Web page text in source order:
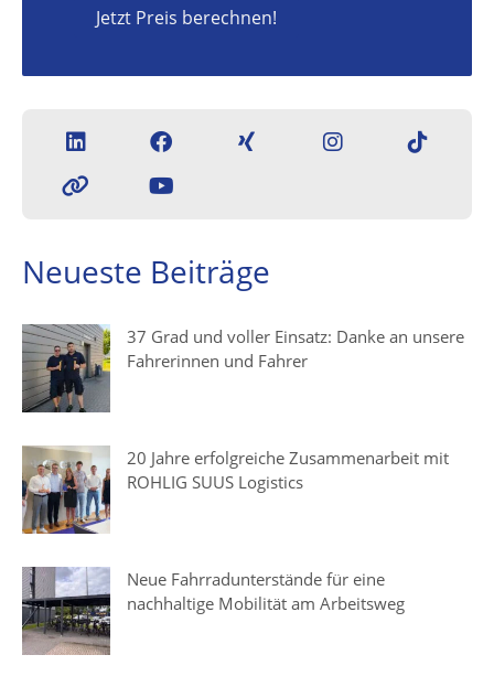
Jetzt Preis berechnen!
Neueste Beiträge
37 Grad und voller Einsatz: Danke an unsere
Fahrerinnen und Fahrer
20 Jahre erfolgreiche Zusammenarbeit mit
ROHLIG SUUS Logistics
Neue Fahrradunterstände für eine
nachhaltige Mobilität am Arbeitsweg